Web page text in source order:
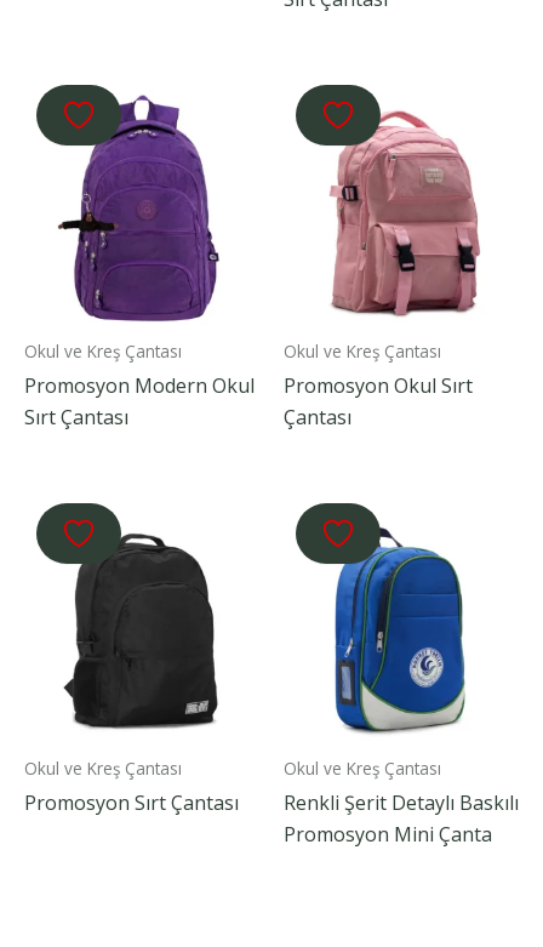
Okul ve Kreş Çantası
Promosyon Modern Okul
Sırt Çantası
Okul ve Kreş Çantası
Promosyon Okul Sırt
Çantası
Okul ve Kreş Çantası
Promosyon Sırt Çantası
Okul ve Kreş Çantası
Renkli Şerit Detaylı Baskılı
Promosyon Mini Çanta